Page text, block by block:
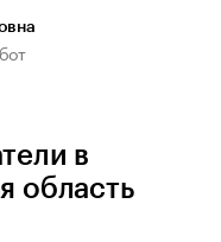
в
область